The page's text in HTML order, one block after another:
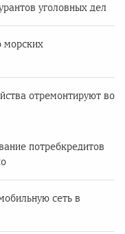
уголовных дел
морских
отремонтируют во
потребкредитов
сеть в